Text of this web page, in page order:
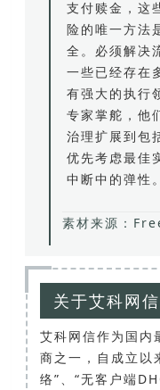
支付赎金，这
险的唯一方法
全。必须解决
一些已经存在
有强大的执行
专家掌舵，他
治理扩展到包
优先考虑最佳
中断中的弹性。
素材来源：
关于艾科网信
艾科网信作为国内
商之一，自成立以
络”、“无客户端